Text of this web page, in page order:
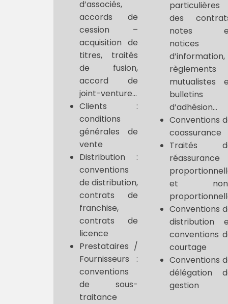
d’associés,
accords de
cession –
acquisition de
titres, traités
de fusion,
accord de
joint-venture…
Clients :
conditions
générales de
vente
Distribution :
conventions
de distribution,
contrats de
franchise,
contrats de
licence
Prestataires /
Fournisseurs :
conventions
de sous-
traitance
particulières
des
notes
notices
d’information,
règlements
mutualistes
bulletins
d’adhésion…
Conventions
coassurance
Traités
réassurance
et
Conventions
distribution
conventions
courtage
Conventions
délégation
gestion